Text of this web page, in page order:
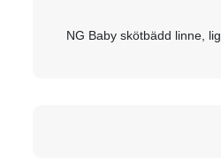
NG Baby skötbädd linne,